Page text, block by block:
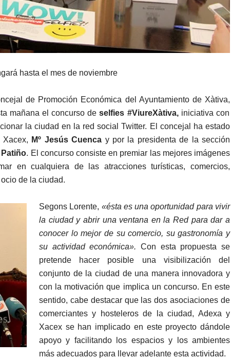
hasta el mes de noviembre
de Promoción Económica del Ayuntamiento de Xàtiva,
mañana el concurso deselfies #ViureXàtiva,iniciativa con
la ciudad en la red social Twitter. El concejal ha estado
Mº Jesús Cuenca y por la presidenta de la sección
Patiño. El concurso consiste en premiar las mejores imágenes
en cualquiera de las atracciones turísticas, comercios,
de la ciudad.
Segons Lorente, «ésta es una oportunidad para vivir
la ciudad y abrir una ventana en la Red para dar a
conocer lo mejor de su comercio, su gastronomía y
su actividad económica». Con esta propuesta se
pretende hacer posible una visibilización del
conjunto de la ciudad de una manera innovadora y
con la motivación que implica un concurso. En este
sentido, cabe destacar que las dos asociaciones de
comerciantes y hosteleros de la ciudad, Adexa y
Xacex se han implicado en este proyecto dándole
apoyo y facilitando los espacios y los ambientes
más adecuados para llevar adelante esta actividad.